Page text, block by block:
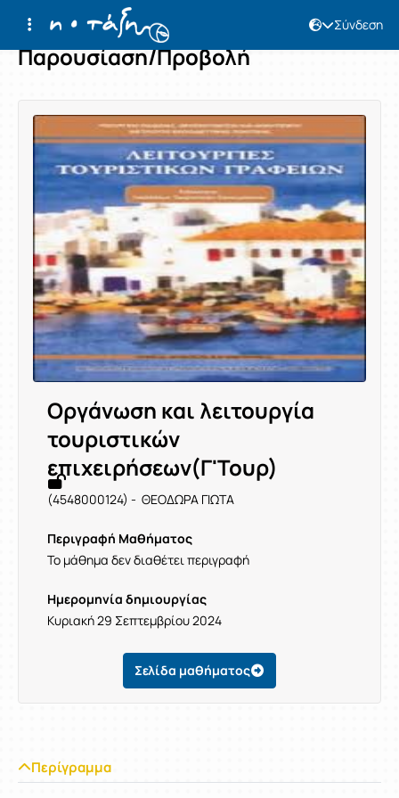
Σύνδεση
Παρουσίαση/Προβολή
Οργάνωση και λειτουργία
τουριστικών
επιχειρήσεων(Γ'Τουρ)
(4548000124) - ΘΕΟΔΩΡΑ ΓΙΩΤΑ
Περιγραφή Μαθήματος
Το μάθημα δεν διαθέτει περιγραφή
Ημερομηνία δημιουργίας
Κυριακή 29 Σεπτεμβρίου 2024
Σελίδα μαθήματος
Περίγραμμα